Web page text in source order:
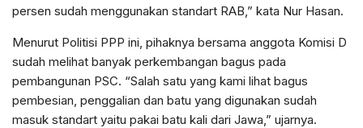
persen sudah menggunakan standart RAB,” kata Nur Hasan.
Menurut Politisi PPP ini, pihaknya bersama anggota Komisi D
sudah melihat banyak perkembangan bagus pada
pembangunan PSC. “Salah satu yang kami lihat bagus
pembesian, penggalian dan batu yang digunakan sudah
masuk standart yaitu pakai batu kali dari Jawa,” ujarnya.